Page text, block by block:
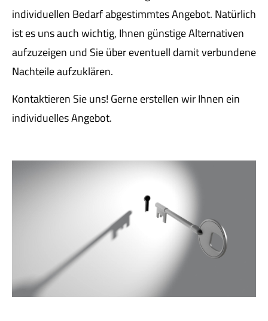
individuellen Bedarf abgestimmtes Angebot. Natürlich
ist es uns auch wichtig, Ihnen günstige Alternativen
aufzuzeigen und Sie über eventuell damit verbundene
Nachteile aufzuklären.
Kontaktieren Sie uns! Gerne erstellen wir Ihnen ein
individuelles Angebot.